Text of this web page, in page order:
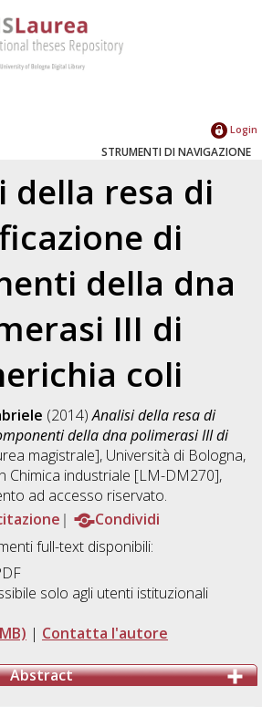
Login
STRUMENTI DI NAVIGAZIONE
della resa di
di
della dna
III di
coli
(2014)Analisi della resa di
della dna polimerasi III di
magistrale], Università di Bologna,
Chimica industriale [LM-DM270],
ad accesso riservato.
Condividi
full-text disponibili:
solo agli utenti istituzionali
| Contatta l'autore
Abstract